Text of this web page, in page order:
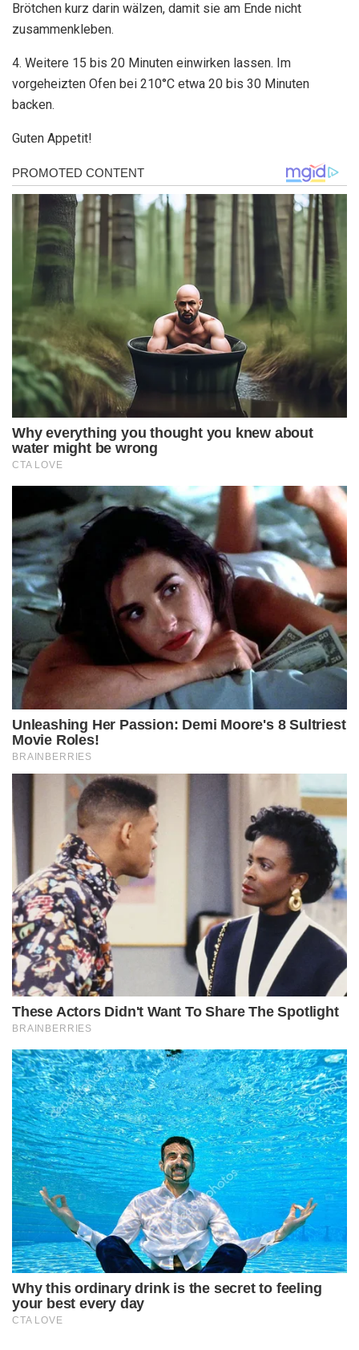
Brötchen kurz darin wälzen, damit sie am Ende nicht
zusammenkleben.
4. Weitere 15 bis 20 Minuten einwirken lassen. Im
vorgeheizten Ofen bei 210°C etwa 20 bis 30 Minuten
backen.
Guten Appetit!